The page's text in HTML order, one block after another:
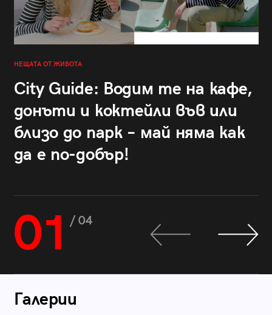
НЕЩАТА ОТ ЖИВОТА
City Guide: Водим те на кафе,
донъти и коктейли във или
близо до парк – май няма как
да е по-добър!
01 / 04
Галерии